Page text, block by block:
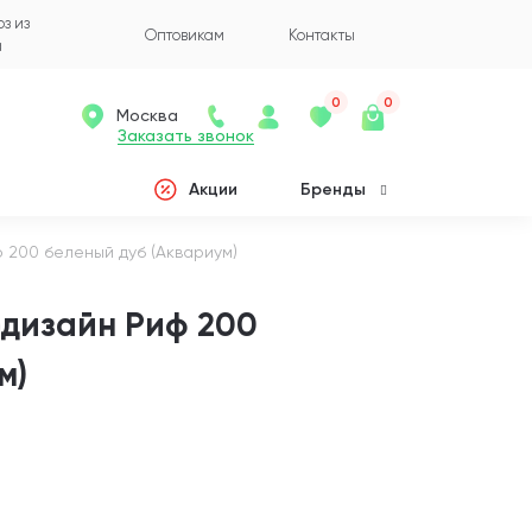
из
Оптовикам Контакты
Заказать звонок
Москва
0 0
Акции Бренды
беленый дуб (Аквариум)
Риф 200